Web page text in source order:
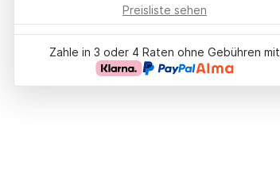
Preisliste sehen
Zahle in 3 oder 4 Raten ohne Gebühren mit